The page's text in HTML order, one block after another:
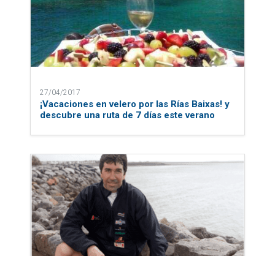
27/04/2017
¡Vacaciones en velero por las Rías Baixas! y
descubre una ruta de 7 días este verano